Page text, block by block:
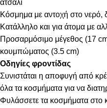
ατσάλι
Κόσμημα με αντοχή στο νερό,
Κατάλληλο και για άτομα με
Προσαρμόσιμο μέγεθος (17
κουμπώματος (3.5 cm)
Οδηγίες φροντίδας
Συνιστάται η αποφυγή από
όλα τα κοσμήματα για να
Φυλάσσετε τα κοσμήματα στο